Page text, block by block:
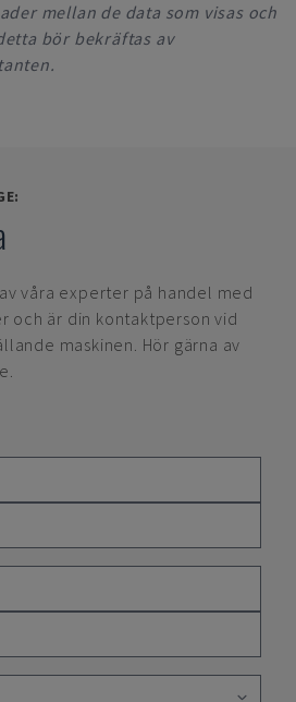
mellan de data som visas och
bör bekräftas av
våra experter på handel med
och är din kontaktperson vid
maskinen. Hör gärna av